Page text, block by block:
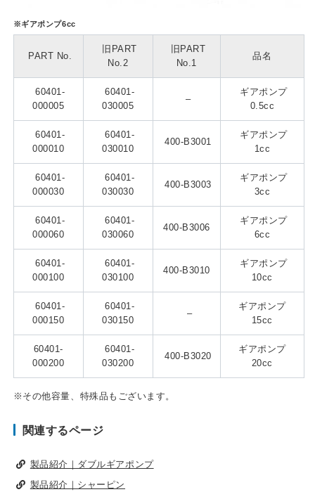
※ギアポンプ6cc
PART No.
旧PART
No.2
旧PART
No.1
品名
60401-
000005
60401-
030005
–
ギアポンプ
0.5cc
60401-
000010
60401-
030010
400-B3001
ギアポンプ
1cc
60401-
000030
60401-
030030
400-B3003
ギアポンプ
3cc
60401-
000060
60401-
030060
400-B3006
ギアポンプ
6cc
60401-
000100
60401-
030100
400-B3010
ギアポンプ
10cc
60401-
000150
60401-
030150
–
ギアポンプ
15cc
60401-
000200
60401-
030200
400-B3020
ギアポンプ
20cc
※その他容量、特殊品もございます。
関連するページ
製品紹介｜ダブルギアポンプ
製品紹介｜シャーピン